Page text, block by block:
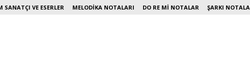
SANATÇI VE ESERLER MELODIKA NOTALARI DO RE MI NOTALAR ŞARKI